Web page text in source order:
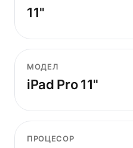
11"
МОДЕЛ
iPad Pro 11"
ПРОЦЕСОР